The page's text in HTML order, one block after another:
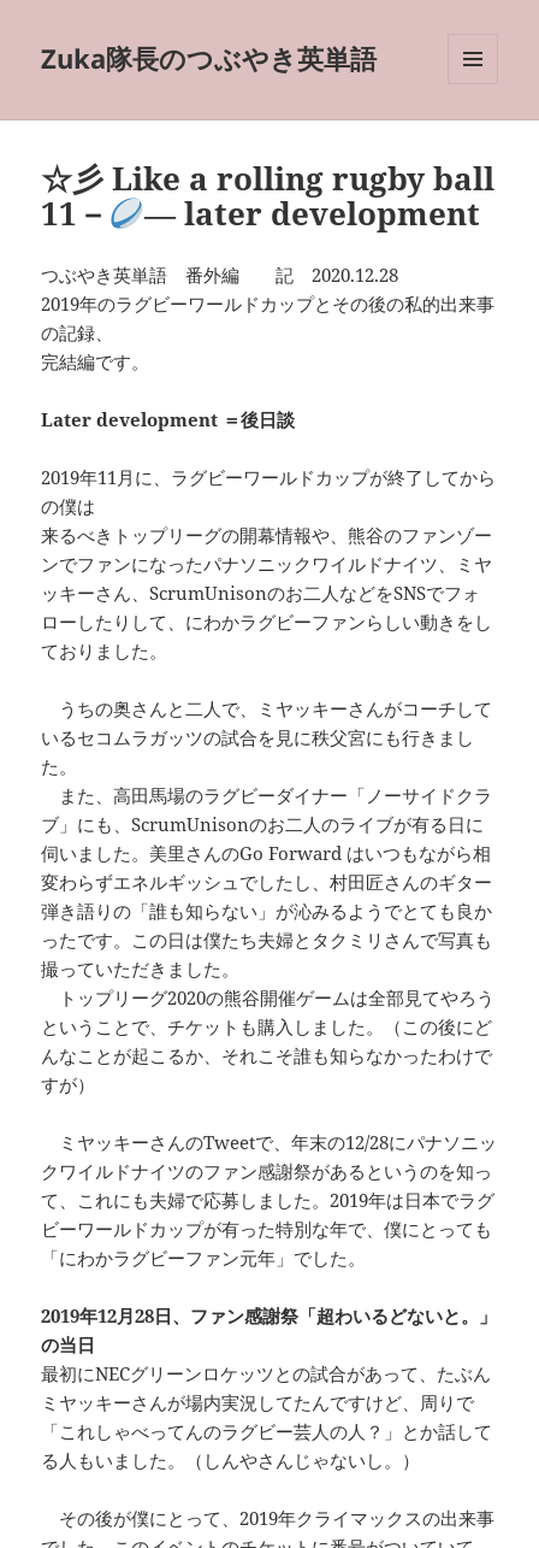
Zuka隊長のつぶやき英単語
ーとウ
☆彡 Like a rolling rugby ball
11－
― later development
つぶやき英単語 番外編 記 2020.12.28
2019年のラグビーワールドカップとその後の私的出来事
の記録、
完結編です。
Later development ＝後日談
2019年11月に、ラグビーワールドカップが終了してから
の僕は
来るべきトップリーグの開幕情報や、熊谷のファンゾー
ンでファンになったパナソニックワイルドナイツ、ミヤ
ッキーさん、ScrumUnisonのお二人などをSNSでフォ
ローしたりして、にわかラグビーファンらしい動きをし
ておりました。
うちの奥さんと二人で、ミヤッキーさんがコーチして
いるセコムラガッツの試合を見に秩父宮にも行きまし
た。
また、高田馬場のラグビーダイナー「ノーサイドクラ
ブ」にも、ScrumUnisonのお二人のライブが有る日に
伺いました。美里さんのGo Forward はいつもながら相
変わらずエネルギッシュでしたし、村田匠さんのギター
弾き語りの「誰も知らない」が沁みるようでとても良か
ったです。この日は僕たち夫婦とタクミリさんで写真も
撮っていただきました。
トップリーグ2020の熊谷開催ゲームは全部見てやろう
ということで、チケットも購入しました。（この後にど
んなことが起こるか、それこそ誰も知らなかったわけで
すが）
ミヤッキーさんのTweetで、年末の12/28にパナソニッ
クワイルドナイツのファン感謝祭があるというのを知っ
て、これにも夫婦で応募しました。2019年は日本でラグ
ビーワールドカップが有った特別な年で、僕にとっても
「にわかラグビーファン元年」でした。
2019年12月28日、ファン感謝祭「超わいるどないと。」
の当日
最初にNECグリーンロケッツとの試合があって、たぶん
ミヤッキーさんが場内実況してたんですけど、周りで
「これしゃべってんのラグビー芸人の人？」とか話して
る人もいました。（しんやさんじゃないし。）
その後が僕にとって、2019年クライマックスの出来事